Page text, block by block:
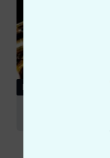
RATGEBER